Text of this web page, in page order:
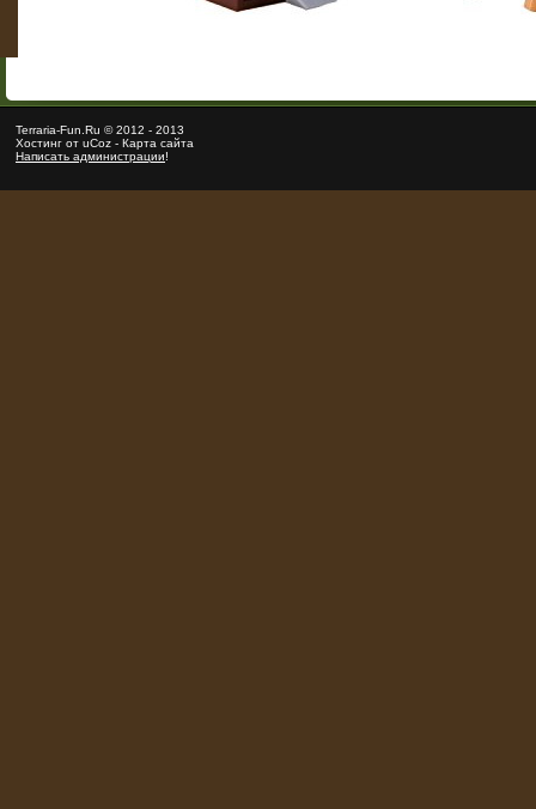
Terraria-Fun.Ru ©2012 - 2013
Хостинг от uCoz - Карта сайта
Написать администрации!